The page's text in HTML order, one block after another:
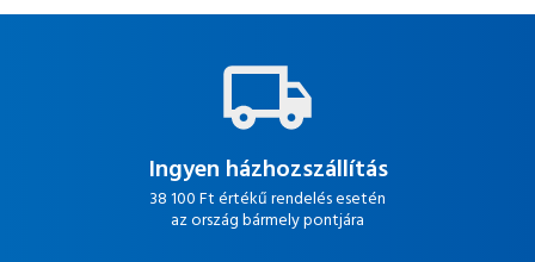
Ingyen házhozszállítás
38 100 Ft értékű rendelés esetén
az ország bármely pontjára